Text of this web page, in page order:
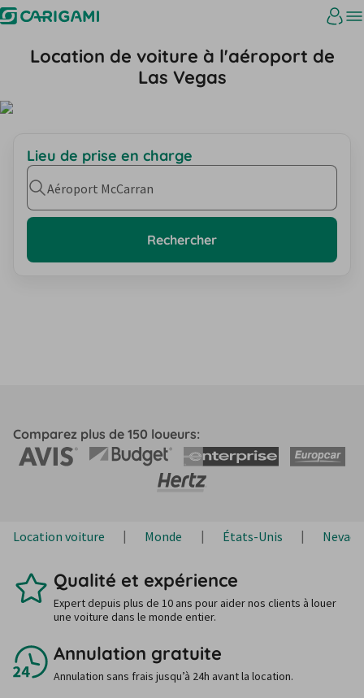
Location de voiture à l'aéroport de
Las Vegas
Lieu de prise en charge
Aéroport McCarran
Rechercher
Comparez plus de 150 loueurs:
Location voiture Monde États-Unis Nevada
Qualité et expérience
Expert depuis plus de 10 ans pour aider nos clients à louer
une voiture dans le monde entier.
Annulation gratuite
Annulation sans frais jusqu’à 24h avant la location.